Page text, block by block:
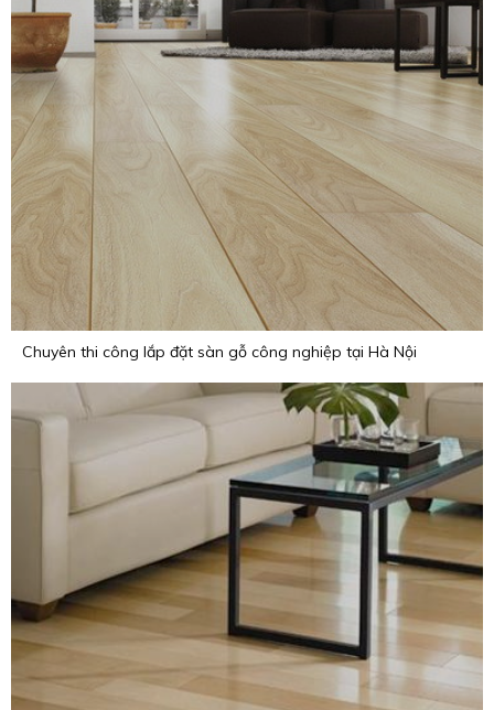
Chuyên thi công lắp đặt sàn gỗ công nghiệp tại Hà Nội